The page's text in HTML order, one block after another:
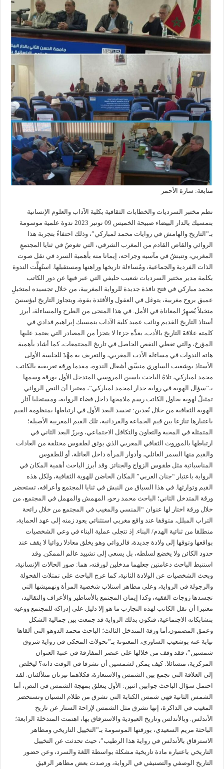
متابعة: سارة الأحمر
نظم مختبر السرديات والخطابات الثقافية بكلية الآداب والعلوم الإنسانية
بنمسيك بالدار البيضاء صبيحة الخميس 09 نونبر 2023 ندوة علمية موسومة
بـ”التاريخ والهامش في روايات محمد لمباركي”، وذلك احتفاءً بتجربة هذا
الروائي والقاص القادم من المغرب الشرقي، التي تغوصُ في ثنايا المجتمعِ
المغربي، وتنبشُ في مآسيه وجراحه، إيمانا منه بأهمية السرد في نقل صوت
الذات الفردية والجماعية، ومُساءلة تاريخها وراهنها ومستقبلها. استُهلَّت الندوة
بكلمة مدير مختبر السرديات شعيب حليفي التي عبر فيها عن دور الكاتب
محمد مباركي في فتح نافذة جديدة للرواية المغربية، من خلال تجسيده لمتخيلٍ
عميق بروح مغربية، يتوغل في العقول والأفئدة بقوة، ويتجاوز التاريخ ليؤسسَ
متخيلاً يُصهِرُ المعاناة في الأمل. في هذا المنحى من الطرح والمساءلة، أبرز
أستاذ التاريخ القديم ونائب عميد كلية الآداب بنمسيك إبراهيم فدادي في
كلمته علاقةَ التاريخ بالأدب، بعدِّه جزءا لا يتجزأ من المصادر التي يعتمد عليها
المؤرخ، والتي تغطي النقص الحاصل في تاريخ المجتمعات، كما أشاد بأهمية
هاته الندوات في مساءلة الأدب المغربي، والتعريف به.مهَّدَ للجلسة الأولى
الأستاذ بوشعيب الساوري منسِّق أشغال الندوة، مقدما ورقة تعريفية بالكاتب
محمد لمباركي، تلاهُ الباحث ياسين المروسي المتدخل الأول بورقة وسمها
بـ”سؤال الهوية في رواية جدار لمحمد لمباركي”، معتبرا أن النص الروائي
تمثيلٌ لهوية يحاول الكاتب رسم ملامحها داخل فضاء الرواية، ومستجليا آثار
الهوية الثقافية من خلال بُعدين: تجسد البعد الأول في ارتباطها بمنظومة القيم
باعتبارها تنازعا بين قيم الجماعة والفردانية، تلك القيم المغربية الأصيلة؛
المتمثلة في المحبة والتعاون والتكافل الاجتماعي، وبرزَ البعد الثاني في
ارتباطها بالموروث الثقافي المغربي الذي يوثق لطقوس مختلفة من العادات
والقيم منها السمر العائلي، وأدوار المرأة داخل العائلة، أو للطقوس
المناسباتية مثل طقوس الزواج والجنائز. وقد أبرز الباحث أهمية المكان في
الرواية باعتبار “جنان العربي” المكان الحاضن للهوية الثقافية، ولكل هذه
القيم وتوارثها. في هذا السياق من النبش في ثنايا المجتمع وأعرافه، تستحضر
ورقة المتدخل الثاني؛ الباحث محمد رحو، المهمش والمهمل في المجتمع، من
خلال ورقة اختار لها عنوان “المنسي والمغيب في المجتمع من خلال رائحة
التراب المبلل، متوقفا عند واقع مغربي استثنائي يعود زمنه إلى عهد الحماية،
منطلقا من ثنائية الهدم/ البناء. إذ تتجلى عملية البناء في وعي الشخصيات
بواقعها وتوقها إلى ولادة جديدة، فالروائي وهو يخلق معادلا روائيا لا يقف عند
حدود الكائن ولا يخضع لسلطه، بل يسعى إلى تشييد عالم الممكن. وقد
استنبط الباحث دعامتين جعلهما مدخلين لورقته، هما: صور الحالات الإنسانية،
وبحث الشخصيات عن الولادة الثانية، كما عرج الباحث على تمثلات الفحولة
والرجولة في الرواية، وعلى مظاهر استلاب شخصية المرأة وتهميشها التي
تجسدها زوجات الفقيه، وكذا إيمان المجتمع بالأساطير والأعراف والتقاليد،
معتبرا أن نقل الكاتب لهذه التجارب ما هو إلا دليل على إدراكه للمجتمع ووعيه
بتشابكاته الاجتماعية، فتكون بذلك الرواية قد جمعت بين جمالية الشكل
وعمق المضمون.أما ورقة المتدخل الثالث؛ الباحث محمد الدوهو التي ألقاها
نيابة عنه بوشعيب الساوري، المعنونة بـ”تحولات المحكي في رواية شروق
شمسين”، فقد وقف من خلالها على عنصر المفارقة في عتبة العنوان
المركزية، متسائلا: كيف يمكن لشمسين أن تشرقا في الوقت ذاته؟ ليخلص
إلى العلاقة التي تجمع بين الشمس والاستعارة، فكلاهما نيرتان متلألئتان. لقد
احتمل سؤال الباحث جوابين اثنين: الأول يتعلق بمهجة الشمس في النص، أما
الشمس الثانية فهي شمس الكتابة التي تشرق من ظلام النسيان وتستحضر
المغيب في الذاكرة، إنها تشرق مثل الشمس لإزاحة الستار عن تاريخ
الأندلس. وبالأندلس وتاريخ العبودية والاسترقاق بها، اهتمت المتدخلة الرابعة؛
الباحثة مريم السعيدي، بورقتها الموسومة بـ”التخييل التاريخي ومظاهر
الاسترقاق بالأندلس في رواية هذا الرطيب”، حيث تحدثت عن التخييل
التاريخي باعتباره مادة تاريخية مشكلة بواسطة اللغة والسرد، وعن حضور
التاريخ الوصفي والتصنيفي في الرواية، ورصدت بعض مظاهر الرقيق